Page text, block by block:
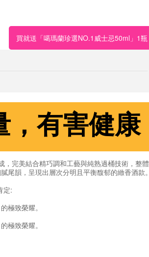
買就送「噶瑪蘭珍選NO.1威士忌50ml」1瓶
，有害健康
完美結合精巧調和工藝與純熟過桶技術，整體
尾韻，呈現出層次分明且平衡馥郁的緻香酒款。
定:
極致榮耀。
極致榮耀。